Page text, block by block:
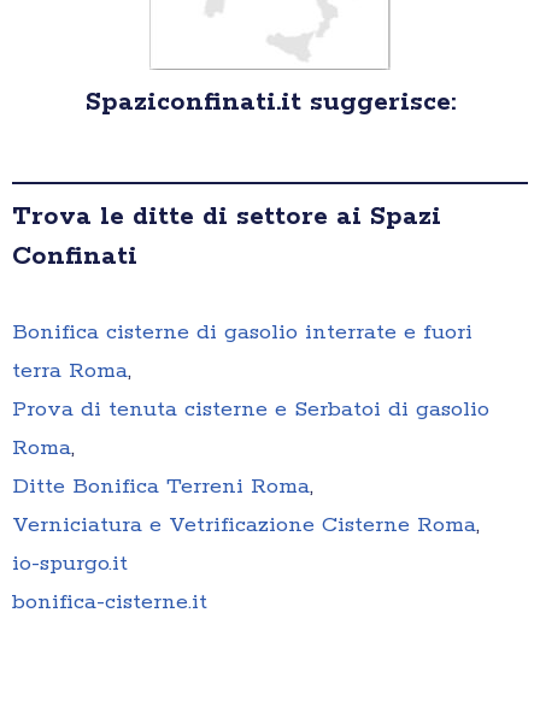
Spaziconfinati.it suggerisce:
Trova le ditte di settore ai Spazi
Confinati
Bonifica cisterne di gasolio interrate e fuori
terra Roma,
Prova di tenuta cisterne e Serbatoi di gasolio
Roma,
Ditte Bonifica Terreni Roma,
Verniciatura e Vetrificazione Cisterne Roma,
io-spurgo.it
bonifica-cisterne.it